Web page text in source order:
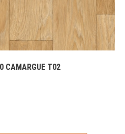
CAMARGUE T02